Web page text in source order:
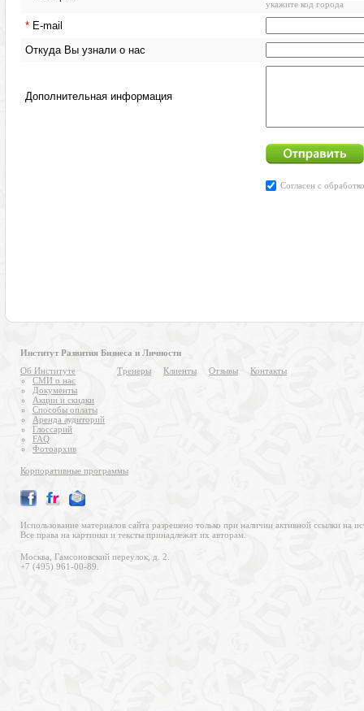
Институт Развития Бизнеса и Личности
Об Институте
СМИ о нас
Документы
Акции и скидки
Способы оплаты
Аренда аудиторий
Глоссарий
FAQ
Фотоархив
Тренеры Клиенты Отзывы Контакты
Корпоративные программы
Использование материалов сайта разрешено только при наличии активной ссылки на
Все права на картинки и тексты принадлежат их авторам.
Москва, Гамсоновский переулок, д. 2.
+7 (495) 961-00-89.